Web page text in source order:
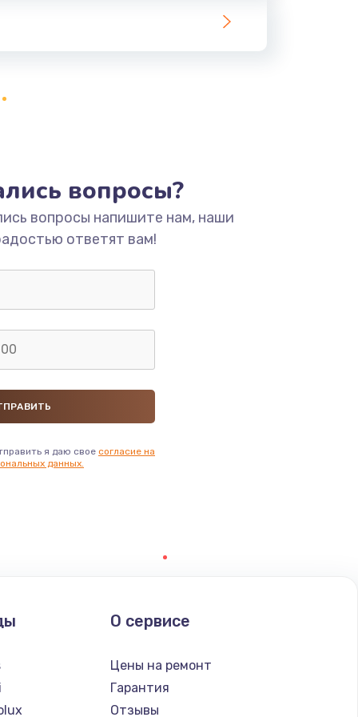
вопросы?
вопросы напишите нам, наши
ответят вам!
я даю свое согласие на
данных.
О сервисе
Цены на ремонт
Гарантия
Отзывы